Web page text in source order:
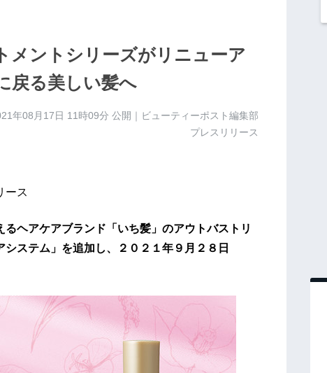
メントシリーズがリニューア
戻る美しい髪へ
年08月17日 11時09分 公開｜ビューティーポスト編集部
プレスリリース
ース
ヘアケアブランド「いち髪」のアウトバストリ
ステム」を追加し、２０２１年９月２８日